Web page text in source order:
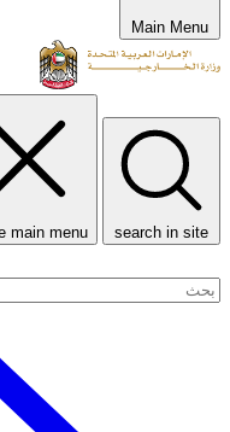
Main Menu
search in site
main menu